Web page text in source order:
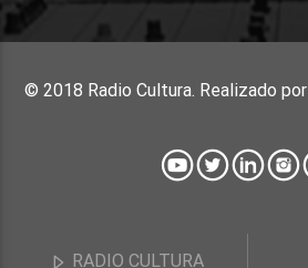
RADIO CULTURA
© 2018 Radio Cultura. Realizado por